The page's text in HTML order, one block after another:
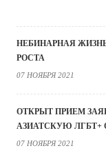
НЕБИНАРНАЯ
РОСТА
07 НОЯБРЯ 2021
ОТКРЫТ ПРИЕМ
АЗИАТСКУЮ
07 НОЯБРЯ 2021